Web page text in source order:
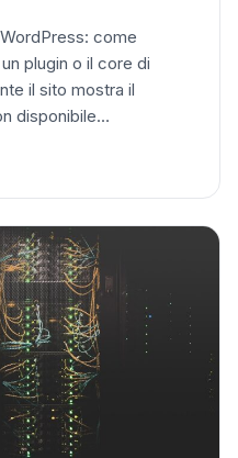
come
plugin o il core di
il sito mostra il
disponibile…